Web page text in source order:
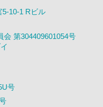
5-10-1 Rビル
第304409601054号
号